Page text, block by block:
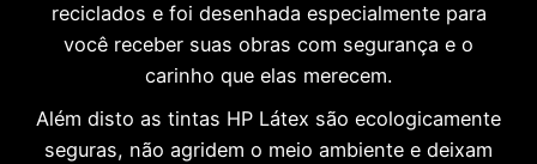
reciclados e foi desenhada especialmente para
você receber suas obras com segurança e o
carinho que elas merecem.
Além disto as tintas HP Látex são ecologicamente
seguras, não agridem o meio ambiente e deixam